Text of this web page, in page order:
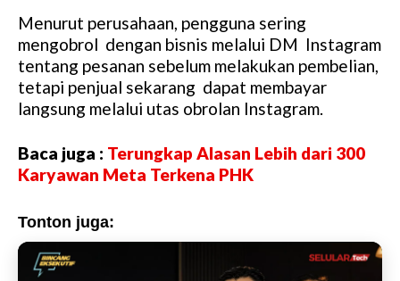
Menurut perusahaan, pengguna sering
mengobrol dengan bisnis melalui DM Instagram
tentang pesanan sebelum melakukan pembelian,
tetapi penjual sekarang dapat membayar
langsung melalui utas obrolan Instagram.
Baca juga : Terungkap Alasan Lebih dari 300
Karyawan Meta Terkena PHK
Tonton juga: